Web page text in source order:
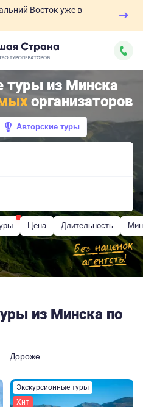
Восток уже в
туры из Минска
организаторов
Авторские туры
Цена Длительность
из Минска по
Дороже
Экскурсионные туры
Хит